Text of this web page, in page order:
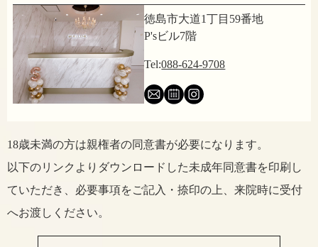
徳島市大道1丁目59番地
P'sビル7階
Tel:088-624-9708
18歳未満の方は親権者の同意書が必要になります。
以下のリンクよりダウンロードした未成年同意書を印刷し
ていただき、 必要事項をご記入・捺印の上、来院時に受付
へお渡しください。